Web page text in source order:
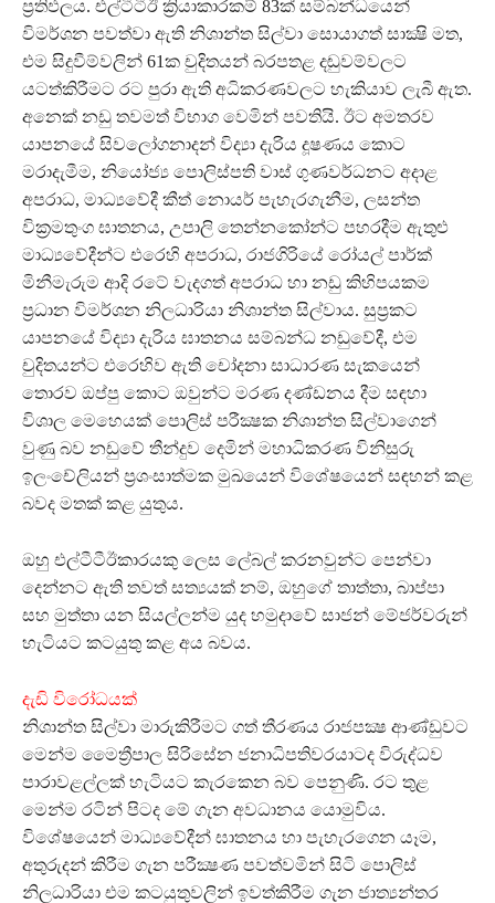
ප්‍රතිඵලය. එල්ටීටීඊ ක්‍රියාකාරකම් 83ක් සම්බන්ධයෙන්
විමර්ශන පවත්වා ඇති නිශාන්ත සිල්වා සොයාගත් සාක්‍ෂි මත,
එම සිදුවීම්වලින් 61ක චුදිතයන් බරපතළ දඬුවම්වලට
යටත්කිරීමට රට පුරා ඇති අධිකරණවලට හැකියාව ලැබී ඇත.
අනෙක් නඩු තවමත් විභාග වෙමින් පවතියි. ඊට අමතරව
යාපනයේ සිවලෝගනාදන් විද්‍යා දැරිය දූෂණය කොට
මරාදැමීම, නියෝජ්‍ය පොලිස්පති වාස් ගුණවර්ධනට අදාළ
අපරාධ, මාධ්‍යවේදී කීත් නොයර් පැහැරගැනීම, ලසන්ත
වික්‍රමතුංග ඝාතනය, උපාලි තෙන්නකෝන්ට පහරදීම ඇතුළු
මාධ්‍යවේදීන්ට එරෙහි අපරාධ, රාජගිරියේ රෝයල් පාර්ක්
මිනීමැරුම ආදි රටේ වැදගත් අපරාධ හා නඩු කිහිපයකම
ප්‍රධාන විමර්ශන නිලධාරියා නිශාන්ත සිල්වාය. සුප්‍රකට
යාපනයේ විද්‍යා දැරිය ඝාතනය සම්බන්ධ නඩුවේදී, එම
චුදිතයන්ට එරෙහිව ඇති චෝදනා සාධාරණ සැකයෙන්
තොරව ඔප්පු කොට ඔවුන්ට මරණ දණ්ඩනය දීම සඳහා
විශාල මෙහෙයක් පොලිස් පරීක්‍ෂක නිශාන්ත සිල්වාගෙන්
වුණු බව නඩුවේ තීන්දුව දෙමින් මහාධිකරණ විනිසුරු
ඉලංචේලියන් ප්‍රශංසාත්මක මුඛයෙන් විශේෂයෙන් සඳහන් කළ
බවද මතක් කළ යුතුය.
ඔහු එල්ටීටීඊකාරයකු ලෙස ලේබල් කරනවුන්ට පෙන්වා
දෙන්නට ඇති තවත් සත්‍යයක් නම්, ඔහුගේ තාත්තා, බාප්පා
සහ මුත්තා යන සියල්ලන්ම යුද හමුදාවේ සාජන් මේජර්වරුන්
හැටියට කටයුතු කළ අය බවය.
දැඩි විරෝධයක්
නිශාන්ත සිල්වා මාරුකිරීමට ගත් තීරණය රාජපක්‍ෂ ආණ්ඩුවට
මෙන්ම මෛත්‍රීපාල සිරිසේන ජනාධිපතිවරයාටද විරුද්ධව
පාරාවළල්ලක් හැටියට කැරකෙන බව පෙනුණි. රට තුළ
මෙන්ම රටින් පිටද මේ ගැන අවධානය යොමුවිය.
විශේෂයෙන් මාධ්‍යවේදීන් ඝාතනය හා පැහැරගෙන යෑම,
අතුරුදන් කිරීම ගැන පරීක්‍ෂණ පවත්වමින් සිටි පොලිස්
නිලධාරියා එම කටයුතුවලින් ඉවත්කිරීම ගැන ජාත්‍යන්තර